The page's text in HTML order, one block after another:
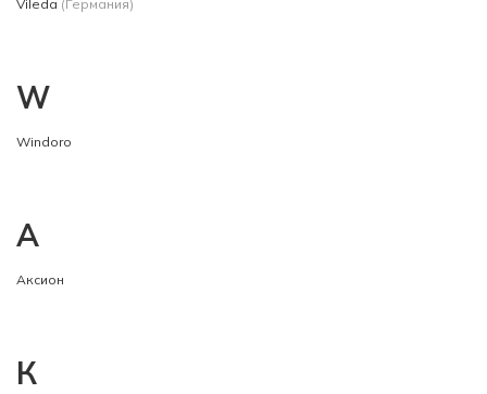
Vileda (Германия)
W
Windoro
А
Аксион
К